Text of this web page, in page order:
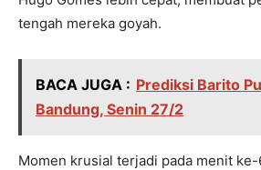
tengah mereka goyah.
BACA JUGA : Prediksi Barito
Bandung, Senin 27/2
Momen krusial terjadi pada menit ke-